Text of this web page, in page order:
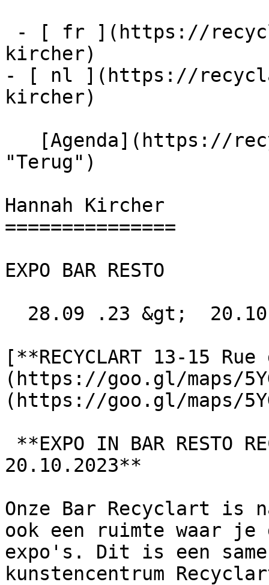
kircher)
- [ nl ](https://
kircher)
"Terug")
Hannah Kircher
===============
EXPO BAR RESTO
[**RECYCLART 13-15
(https://goo.gl/maps/
(https://goo.gl/maps/
20.10.2023**
Onze Bar Recyclart is
ook een ruimte waar je
expo's. Dit is een
kunstencentrum